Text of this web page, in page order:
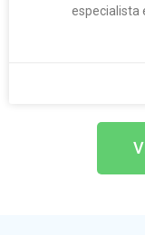
especialista